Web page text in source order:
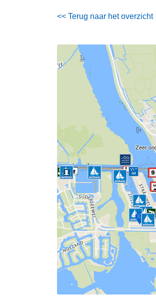
<< Terug naar het overzicht
Zeer